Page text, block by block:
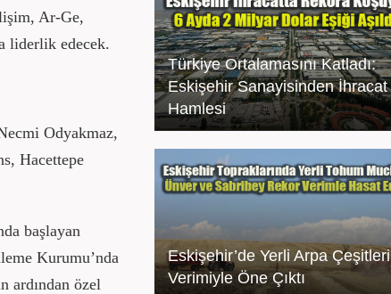
Ar-Ge,
liderlik edecek.
Odyakmaz,
Hacettepe
başlayan
Kurumu’nda
ardından özel
Türkiye Ortalamasını Katladı:
Eskişehir Sanayisinden İhracat
Hamlesi
Eskişehir’de Yerli Arpa Çeşitleri
Verimiyle Öne Çıktı